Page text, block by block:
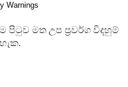
Warnings
පිටුව මත උප ප්‍රවර්ග විදහුම්